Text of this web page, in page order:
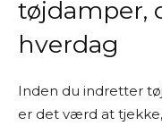
tøjdamper,
hverdag
Inden du indretter
er det værd at